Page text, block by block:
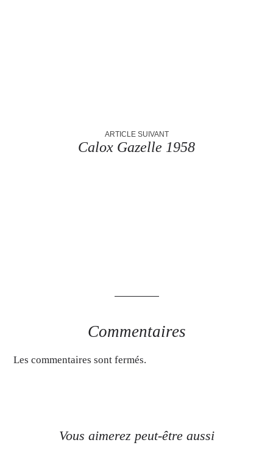
ARTICLE SUIVANT
Calox Gazelle 1958
Commentaires
Les commentaires sont fermés.
Vous aimerez peut-être aussi